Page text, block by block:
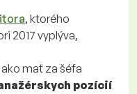
, ktorého
2017 vyplýva,
mať za šéfa
pozícií